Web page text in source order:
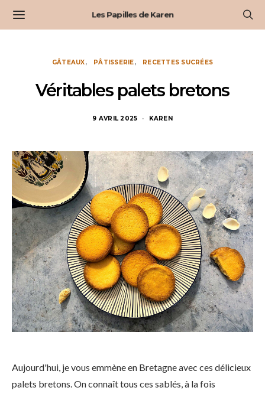
Les Papilles de Karen
GÂTEAUX PÂTISSERIE RECETTES SUCRÉES
Véritables palets bretons
9 AVRIL 2025 KAREN
Aujourd'hui, je vous emmène en Bretagne avec ces délicieux
palets bretons. On connaît tous ces sablés, à la fois